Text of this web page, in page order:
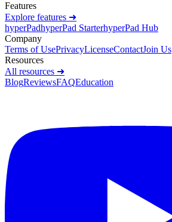
Features
Explore features ➜
hyperPadhyperPad StarterhyperPad Hub
Company
Terms of UsePrivacyLicenseContactJoin Us
Resources
All resources ➜
BlogReviewsFAQEducation